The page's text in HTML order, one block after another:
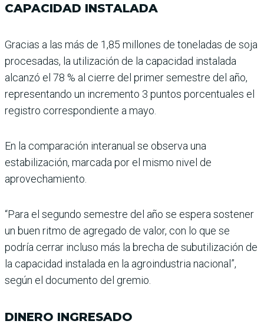
CAPACIDAD INSTALADA
Gracias a las más de 1,85 millones de toneladas de soja
procesadas, la utiliza­ción de la capacidad insta­lada
alcanzó el 78 % al cie­rre del primer semestre del año,
representando un incremento 3 puntos por­centuales el
registro corres­pondiente a mayo.
En la comparación interanual se observa una
estabilización, marcada por el mismo nivel de
aprovechamiento.
“Para el segundo semestre del año se espera sostener
un buen ritmo de agregado de valor, con lo que se
podría cerrar incluso más la brecha de subutilización de
la capa­cidad instalada en la agroin­dustria nacional”,
según el documento del gremio.
DINERO INGRESADO